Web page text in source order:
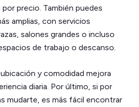
precio. También puedes
amplias, con servicios
salones grandes o incluso
de trabajo o descanso.
y comodidad mejora
diaria. Por último, si por
mudarte, es más fácil encontrar